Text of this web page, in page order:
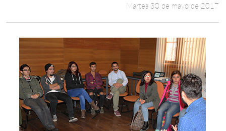
Martes 30 de mayo de 2017